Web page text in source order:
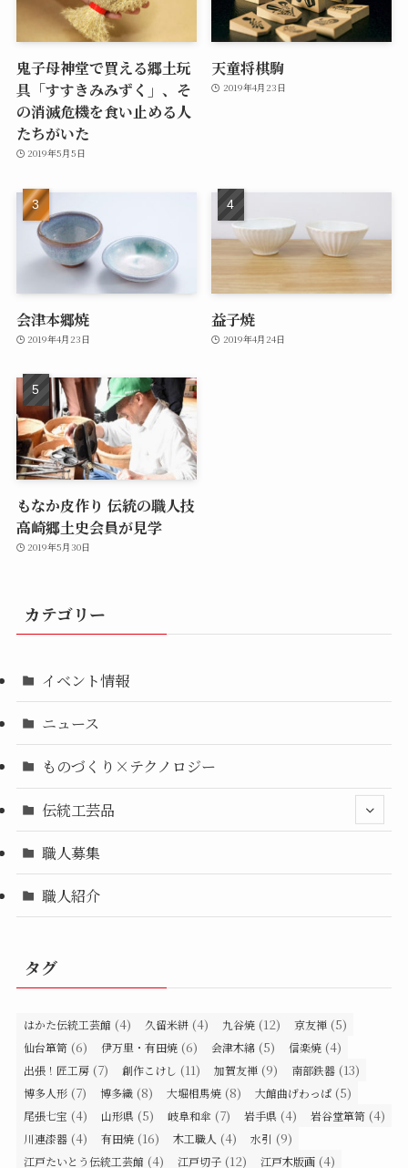
鬼子母神堂で買える郷土玩
具「すすきみみずく」、そ
の消滅危機を食い止める人
たちがいた
2019年5月5日
天童将棋駒
2019年4月23日
会津本郷焼
2019年4月23日
益子焼
2019年4月24日
もなか皮作り 伝統の職人技
高崎郷土史会員が見学
2019年5月30日
カテゴリー
イベント情報
ニュース
ものづくり×テクノロジー
伝統工芸品
職人募集
職人紹介
タグ
はかた伝統工芸館 (4) 久留米絣 (4) 九谷焼 (12) 京友禅 (5)
仙台箪笥 (6) 伊万里・有田焼 (6) 会津木綿 (5) 信楽焼 (4)
出張！匠工房 (7) 創作こけし (11) 加賀友禅 (9) 南部鉄器 (13)
博多人形 (7) 博多織 (8) 大堀相馬焼 (8) 大館曲げわっぱ (5)
尾張七宝 (4) 山形県 (5) 岐阜和傘 (7) 岩手県 (4) 岩谷堂箪笥 (4)
川連漆器 (4) 有田焼 (16) 木工職人 (4) 水引 (9)
江戸たいとう伝統工芸館 (4) 江戸切子 (12) 江戸木版画 (4)